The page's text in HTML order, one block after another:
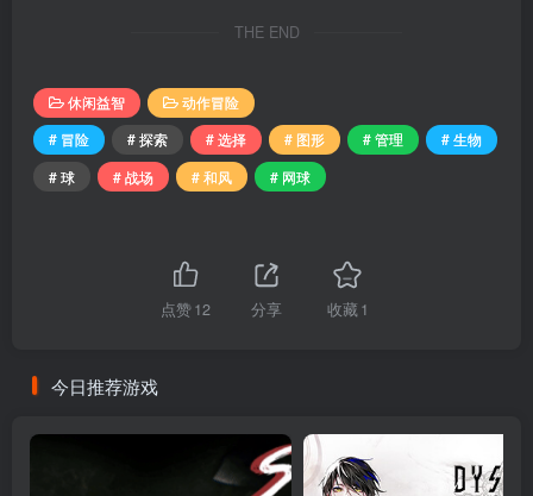
THE END
休闲益智
动作冒险
# 冒险
# 探索 # 选择 # 图形 # 管理
# 生物
# 球
# 战场 # 和风 # 网球
点赞12 分享 收藏 1
今日推荐游戏